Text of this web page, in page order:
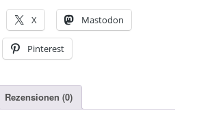
X Mastodon
Pinterest
Rezensionen (0)